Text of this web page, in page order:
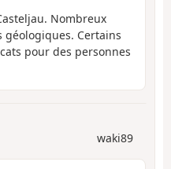
Nombreux
Certains
pour des personnes
waki89